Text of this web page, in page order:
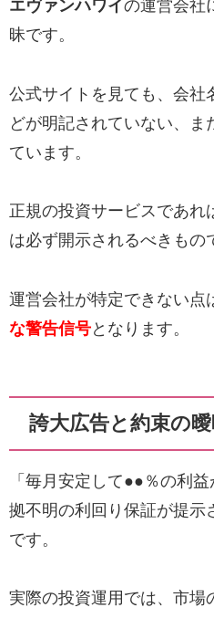
エヴァンハワイの運営会社
昧です。
公式サイトを見ても、会社
どが明記されていない、ま
ています。
正規の投資サービスであれ
は必ず開示されるべきもの
運営会社が特定できない点
な警告信号となります。
誇大広告と約束の曖
「毎月安定して●●％の利
拠不明の利回り保証が提示
です。
実際の投資運用では、市場